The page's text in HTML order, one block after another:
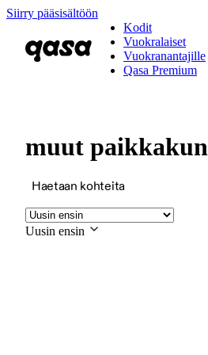
Siirry pääsisältöön
Kodit
Vuokralaiset
Vuokranantajille
Qasa Premium
muut
Haetaan kohteita
Uusin ensin